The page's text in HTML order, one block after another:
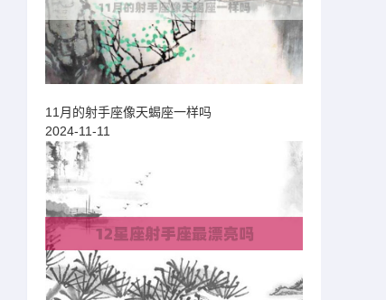
11月的射手座像天蝎座一样吗
2024-11-11